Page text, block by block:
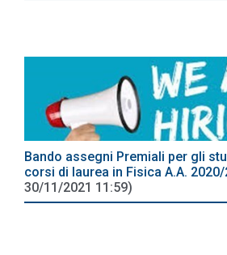
Bando assegni Premiali per gli
corsi di laurea in Fisica A.A. 2020/
30/11/2021 11:59)